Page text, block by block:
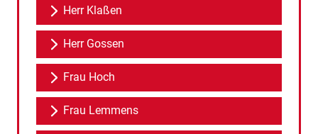
Herr Klaßen
Herr Gossen
Frau Hoch
Frau Lemmens